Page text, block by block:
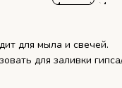
для мыла и свечей.
для заливки